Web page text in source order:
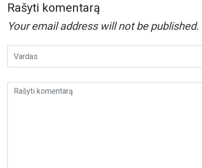
Rašyti komentarą
Your email address will not be published.